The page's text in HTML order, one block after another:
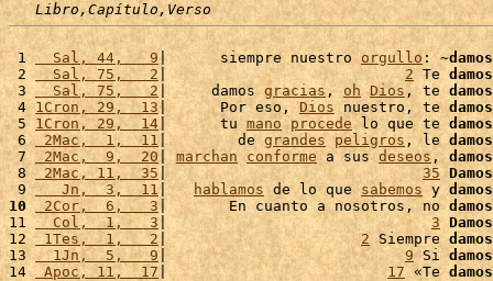
Libro,Capítulo,Verso
1
  Sal, 44,   9
|      siempre nuestro orgullo : ~damos
2
  Sal, 75,   2
| 2 Te damos
3
  Sal, 75,   2
|     damos gracias, oh Dios , te damos
4 1Cron, 29,  13|      Por eso, Dios nuestro, te damos
5 1Cron, 29,  14 |      tu mano procede lo que te damos
6
2Mac,  1,  11 |        de grandes peligros , le damos
7 2Mac,  9,  20 marchan conforme a sus deseos , damos
8
2Mac, 11,  35 | 35 Damos
9
   Jn,  3,  11
| hablamos de lo que sabemos y damos
10
2Cor,  6,   3|       En cuanto a nosotros, no damos
11
  Col,  1,   3
| 3 Damos
12 1Tes,  1,   2 | 2 Siempre damos
13
  1Jn,  5,   9
| 9 Si damos
14 Apoc, 11,  17 | 17 «Te damos